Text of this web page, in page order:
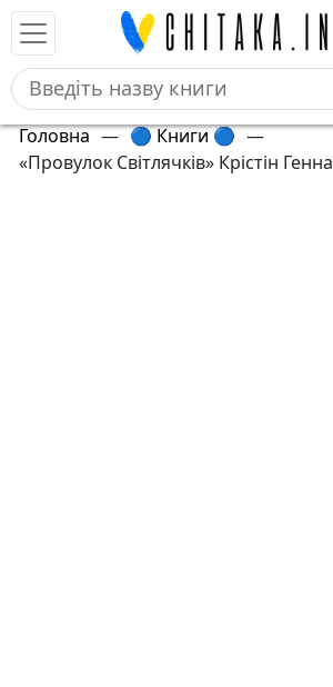
Головна — 🔵 Книги 🔵 —
«Провулок Світлячків» Крістін Генна